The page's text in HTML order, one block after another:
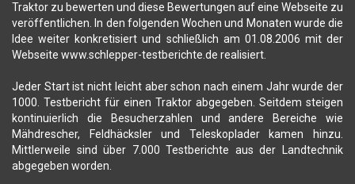
Traktor zu bewerten und diese Bewertungen auf eine Webseite zu
veröffentlichen. In den folgenden Wochen und Monaten wurde die
Idee weiter konkretisiert und schließlich am 01.08.2006 mit der
Webseite www.schlepper-testberichte.de realisiert.
Jeder Start ist nicht leicht aber schon nach einem Jahr wurde der
1000. Testbericht für einen Traktor abgegeben. Seitdem steigen
kontinuierlich die Besucherzahlen und andere Bereiche wie
Mähdrescher, Feldhäcksler und Teleskoplader kamen hinzu.
Mittlerweile sind über 7.000 Testberichte aus der Landtechnik
abgegeben worden.